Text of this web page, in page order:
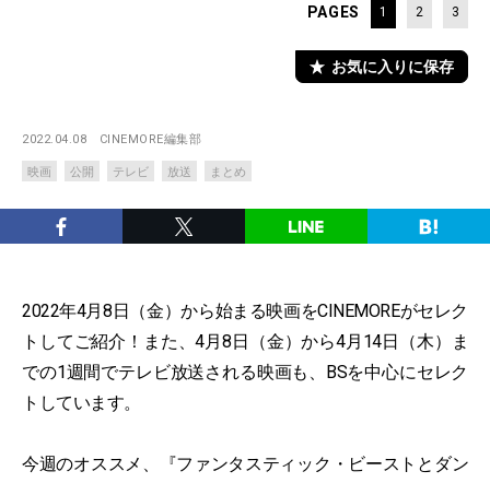
PAGES 1 2 3
お気に入りに保存
2022.04.08 CINEMORE編集部
映画 公開 テレビ 放送 まとめ
2022年4月8日（金）から始まる映画をCINEMOREがセレク
トしてご紹介！また、4月8日（金）から4月14日（木）ま
での1週間でテレビ放送される映画も、BSを中心にセレク
トしています。
今週のオススメ、『ファンタスティック・ビーストとダン